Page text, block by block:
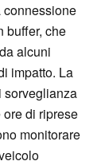
connessione
buffer, che
alcuni
impatto. La
sorveglianza
di riprese
monitorare